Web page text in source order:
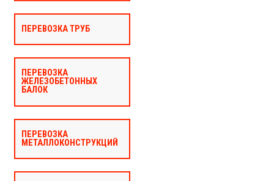
ПЕРЕВОЗКА ТРУБ
ПЕРЕВОЗКА
ЖЕЛЕЗОБЕТОННЫХ
БАЛОК
ПЕРЕВОЗКА
МЕТАЛЛОКОНСТРУКЦИЙ